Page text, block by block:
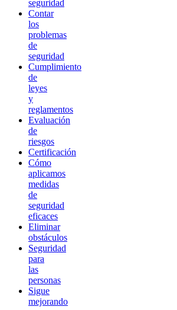
seguridad
Contar
los
problemas
de
seguridad
Cumplimiento
de
leyes
y
reglamentos
Evaluación
de
riesgos
Certificación
Cómo
aplicamos
medidas
de
seguridad
eficaces
Eliminar
obstáculos
Seguridad
para
las
personas
Sigue
mejorando